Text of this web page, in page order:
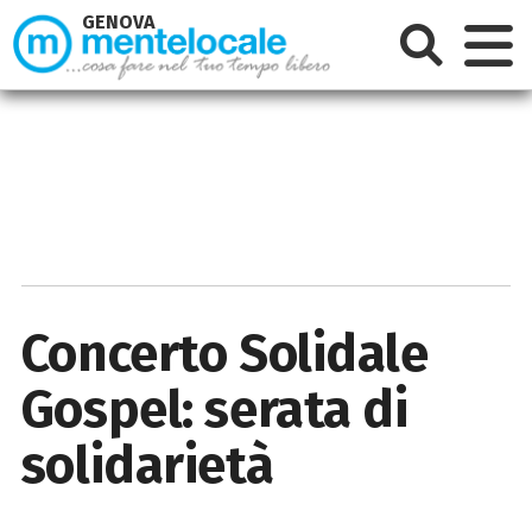
Concerto Solidale
Gospel: serata di
solidarietà
GENOVA